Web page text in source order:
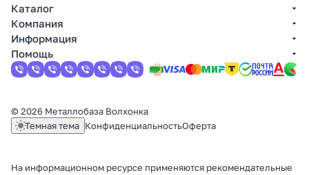
Каталог
Компания
Информация
Помощь
© 2026 Металлобаза Волхонка
Темная тема КонфиденциальностьОферта
На информационном ресурсе применяются рекомендательные